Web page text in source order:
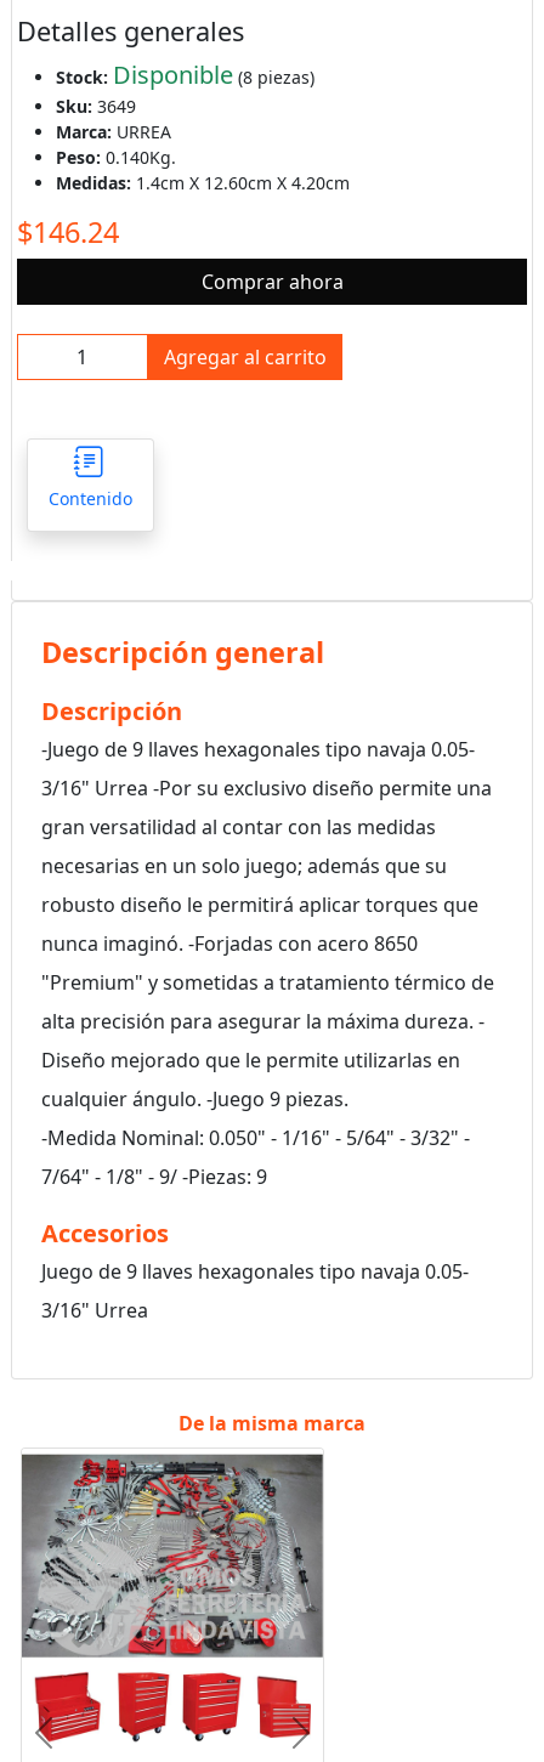
Detalles generales
Stock: Disponible(8 piezas)
Sku: 3649
Marca: URREA
Peso: 0.140Kg.
Medidas: 1.4cm X 12.60cm X 4.20cm
$146.24
Comprar ahora
Agregar al carrito
Contenido
Descripción general
Descripción
-Juego de 9 llaves hexagonales tipo navaja 0.05-
3/16" Urrea -Por su exclusivo diseño permite una
gran versatilidad al contar con las medidas
necesarias en un solo juego; además que su
robusto diseño le permitirá aplicar torques que
nunca imaginó. -Forjadas con acero 8650
"Premium" y sometidas a tratamiento térmico de
alta precisión para asegurar la máxima dureza. -
Diseño mejorado que le permite utilizarlas en
cualquier ángulo. -Juego 9 piezas.
-Medida Nominal: 0.050" - 1/16" - 5/64" - 3/32" -
7/64" - 1/8" - 9/ -Piezas: 9
Accesorios
Juego de 9 llaves hexagonales tipo navaja 0.05-
3/16" Urrea
De la misma marca
Anterior Siguiente